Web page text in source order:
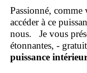
Passionné, comme
accéder à ce
nous. Je vous
étonnantes, -
puissance